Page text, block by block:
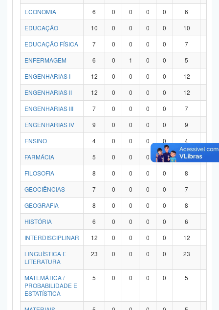
ECONOMIA
6 0 0 0 0 6
EDUCAÇÃO
10 0 0 0 0 10
EDUCAÇÃO FÍSICA
7 0 0 0 0 7
ENFERMAGEM
6 0 1 0 0 5
ENGENHARIAS I
12 0 0 0 0 12
ENGENHARIAS II
12 0 0 0 0 12
ENGENHARIAS III
7 0 0 0 0 7
ENGENHARIAS IV
9 0 0 0 0 9
ENSINO
4 0 0 0 0 4
FARMÁCIA
5 0 0 0 0 5
FILOSOFIA
8 0 0 0 0 8
GEOCIÊNCIAS
7 0 0 0 0 7
GEOGRAFIA
8 0 0 0 0 8
HISTÓRIA
6 0 0 0 0 6
INTERDISCIPLINAR
12 0 0 0 0 12
LINGUÍSTICA E
LITERATURA
23 0 0 0 0 23
MATEMÁTICA /
PROBABILIDADE E
ESTATÍSTICA
5 0 0 0 0 5